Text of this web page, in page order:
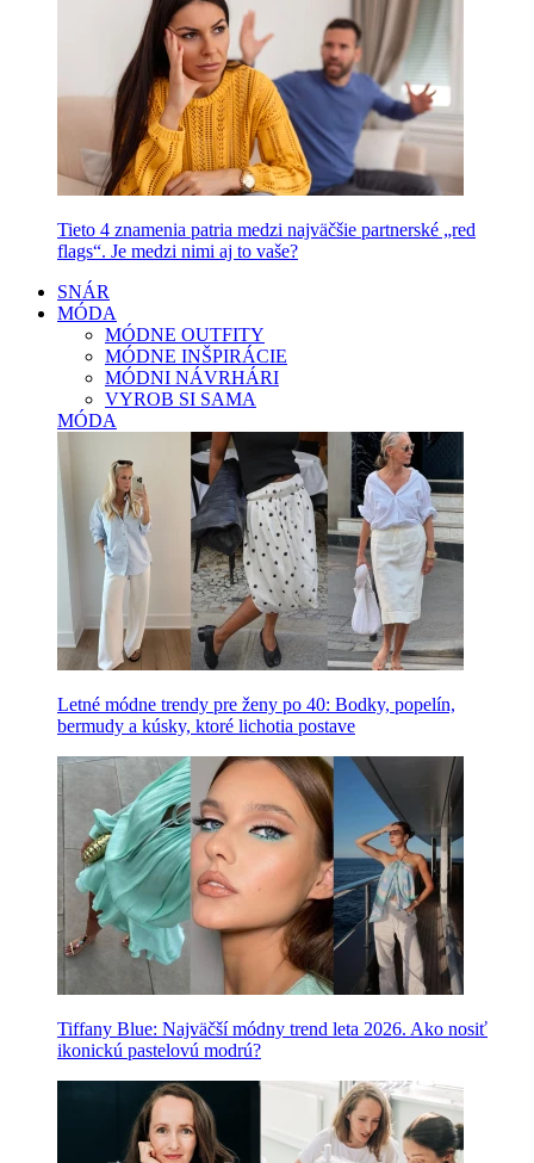
Tieto 4 znamenia patria medzi najväčšie partnerské „red
flags“. Je medzi nimi aj to vaše?
SNÁR
MÓDA
MÓDNE OUTFITY
MÓDNE INŠPIRÁCIE
MÓDNI NÁVRHÁRI
VYROB SI SAMA
MÓDA
Letné módne trendy pre ženy po 40: Bodky, popelín,
bermudy a kúsky, ktoré lichotia postave
Tiffany Blue: Najväčší módny trend leta 2026. Ako nosiť
ikonickú pastelovú modrú?